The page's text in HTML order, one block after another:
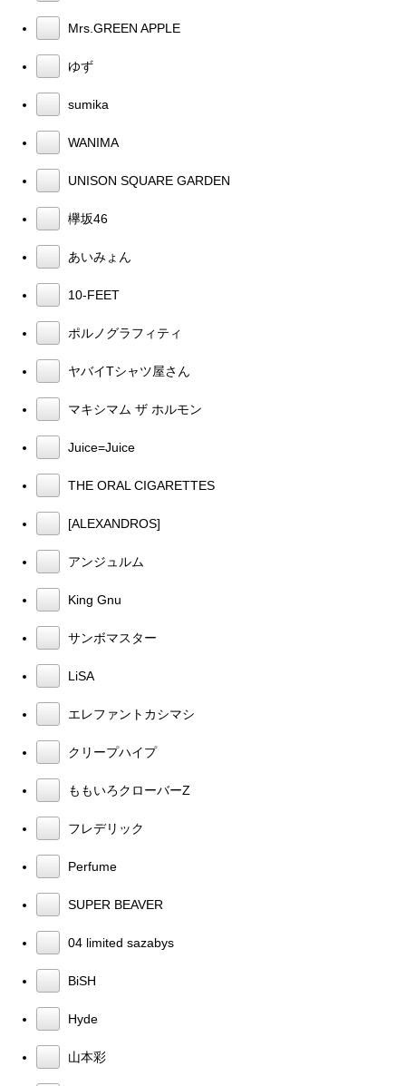
Mrs.GREEN APPLE
ゆず
sumika
WANIMA
UNISON SQUARE GARDEN
欅坂46
あいみょん
10-FEET
ポルノグラフィティ
ヤバイTシャツ屋さん
マキシマム ザ ホルモン
Juice=Juice
THE ORAL CIGARETTES
[ALEXANDROS]
アンジュルム
King Gnu
サンボマスター
LiSA
エレファントカシマシ
クリープハイプ
ももいろクローバーZ
フレデリック
Perfume
SUPER BEAVER
04 limited sazabys
BiSH
Hyde
山本彩